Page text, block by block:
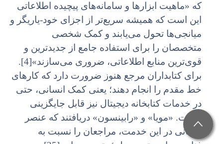
که «ماهیت ابزارها و سامانه‌های پیچیده اطلاعاتی
این است که همیشه سریع‌تر از اجزای خود-یاریگر و
میانجی‌ها تحول می‌یابند و کمک شخصی
متخصصان را برای استفاده جامع از جدیدترین و
قوی‌ترین منابع اطلاعاتی، ضروری می‌سازند»[4].
برای کتابداران مرجع هنوز ضرورت دارد که کارهای
خط مقدم را انجام دهند؛ یعنی کمک انسانی، حتی
در خدمات کتابخانه دیجیتال نیز قابل جایگزینی
نیست. «مویا» و «رابینسون» دریافتند که عنصر
انسانی در این خدمت، مراجعان را نسبت به